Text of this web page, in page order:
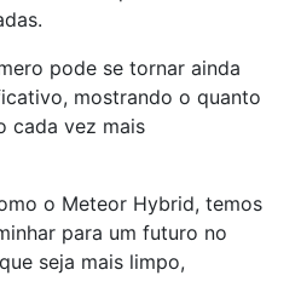
pode se tornar ainda
mostrando o quanto
cada vez mais
o Meteor Hybrid, temos
para um futuro no
seja mais limpo,